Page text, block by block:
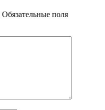
Обязательные поля